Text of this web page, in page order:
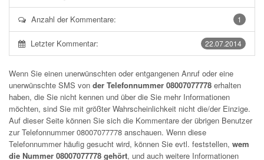
1
Anzahl der Kommentare:
22.07.2014
Letzter Kommentar:
Wenn Sie einen unerwünschten oder entgangenen Anruf oder eine
unerwünschte SMS von der Telefonnummer 08007077778 erhalten
haben, die Sie nicht kennen und über die Sie mehr Informationen
möchten, sind Sie mit größter Wahrscheinlichkeit nicht die/der Einzige.
Auf dieser Seite können Sie sich die Kommentare der übrigen Benutzer
zur Telefonnummer08007077778 anschauen. Wenn diese
Telefonnummer häufig gesucht wird, können Sie evtl. feststellen, wem
die Nummer 08007077778 gehört, und auch weitere Informationen